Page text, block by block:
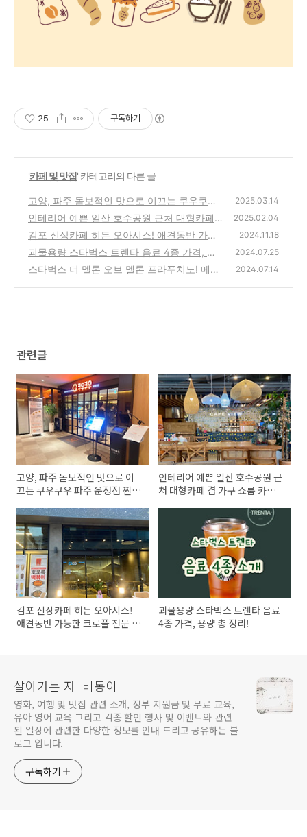
25 구독하기
'카페 및 맛집' 카테고리의 다른 글
고양, 파주 돋보적인 맛으로 이끄는 쿠우쿠우
파주 운정점 찐 이용 후기
(51)
2025.03.14
인테리어 예쁜 일산 호수공원 근처 대형카페
겸 가구 쇼룸 카페뷰(cafeview) 다녀온 후기
(9)
2025.02.04
김포 신상카페 히든 오아시스! 애견동반 가능
한 크로플 전문 카페! 솔직 후기!
(6)
2024.11.18
괴물용량 스타벅스 트렌타 음료 4종 가격, 용
량 총 정리!
(2)
2024.07.25
스타벅스 더 멜론 오브 멜론 프라푸치노! 메로
2024.07.14
관련글
고양, 파주 돋보적인 맛으로 이
끄는 쿠우쿠우 파주 운정점 찐
인테리어 예쁜 일산 호수공원 근
처 대형카페 겸 가구 쇼룸 카페
김포 신상카페 히든 오아시스!
애견동반 가능한 크로플 전문 카
괴물용량 스타벅스 트렌타 음료
4종 가격, 용량 총 정리!
살아가는 자_비몽이
영화, 여행 및 맛집 관련 소개, 정부 지원금 및 무료 교육,
유아 영어 교육 그리고 각종 할인 행사 및 이벤트와 관련
된 일상에 관련한 다양한 정보를 안내 드리고 공유하는 블
로그 입니다.
구독하기